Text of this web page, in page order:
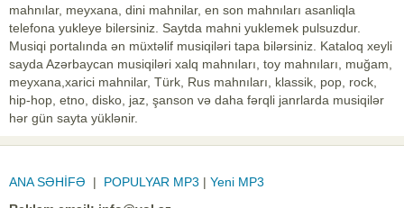
mahnılar, meyxana, dini mahnilar, en son mahnıları asanliqla
telefona yukleye bilersiniz. Saytda mahni yuklemek pulsuzdur.
Musiqi portalında ən müxtəlif musiqiləri tapa bilərsiniz. Kataloq xeyli
sayda Azərbaycan musiqiləri xalq mahnıları, toy mahnıları, muğam,
meyxana,xarici mahnilar, Türk, Rus mahnıları, klassik, pop, rock,
hip-hop, etno, disko, jaz, şanson və daha fərqli janrlarda musiqilər
hər gün sayta yüklənir.
ANA SƏHİFƏ | POPULYAR MP3 | Yeni MP3